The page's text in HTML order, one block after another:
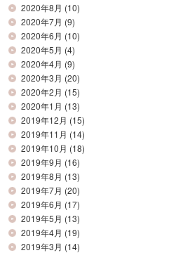
2020年8月 (10)
2020年7月 (9)
2020年6月 (10)
2020年5月 (4)
2020年4月 (9)
2020年3月 (20)
2020年2月 (15)
2020年1月 (13)
2019年12月 (15)
2019年11月 (14)
2019年10月 (18)
2019年9月 (16)
2019年8月 (13)
2019年7月 (20)
2019年6月 (17)
2019年5月 (13)
2019年4月 (19)
2019年3月 (14)